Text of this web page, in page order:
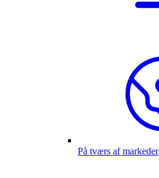
På tværs af markeder